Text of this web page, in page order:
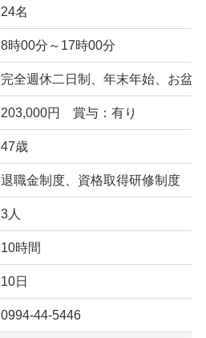
24名
8時00分～17時00分
完全週休二日制、年末年始、お盆
203,000円 賞与：有り
47歳
退職金制度、資格取得研修制度
3人
10時間
10日
0994-44-5446